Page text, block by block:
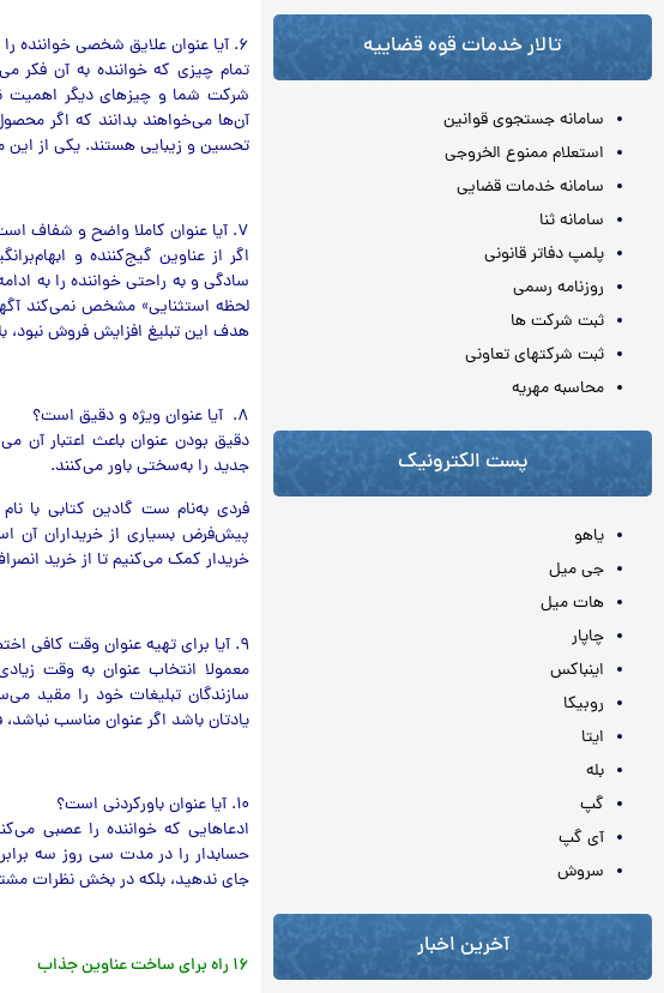
تالار خدمات قوه قضاییه
سامانه جستجوی قوانین
استعلام ممنوع الخروجی
سامانه خدمات قضایی
سامانه ثنا
پلمپ دفاتر قانونی
روزنامه رسمی
ثبت شرکت ها
ثبت شرکتهای تعاونی
محاسبه مهريه
پست الکترونیک
یاهو
جی میل
هات میل
چاپار
اینباکس
روبیکا
ایتا
بله
گپ
آی گپ
سروش
آخرین اخبار
۶. آیا عنوان علایق شخصی خواننده را تحریک مي‌کند؟
تمام چیزی که خواننده به آن فکر
شرکت شما و چیزهای دیگر اهمیت
آن‌ها مي‌خواهند بدانند که اگر
تحسین و زیبایی هستند. یکی از این
۷. آیا عنوان کاملا واضح و شفاف است؟
اگر از عناوین گیج‌کننده و
‌سادگی و به ‌راحتی خواننده را به
لحظه استثنایی» مشخص نمي‌کند
هدف این تبلیغ افزایش فروش نبود،
۸. آیا عنوان ویژه و دقیق است؟
دقیق بودن عنوان باعث اعتبار آن
جدید را به‌سختی باور مي‌کنند.
فردی به‌نام ست گادین کتابی با
پیش‌فرض بسیاری از خریداران آن
خریدار کمک می‌کنیم تا از خرید
۹. آیا برای تهیه عنوان وقت کافی اختصاص داده‌اید؟
معمولا انتخاب عنوان به وقت
یادتان باشد اگر عنوان مناسب
۱۰. آیا عنوان باورکردنی است؟
ادعاهایی که خواننده را عصبی
حسابدار را در مدت سی روز سه برابر
جای ندهید، بلکه در بخش نظرات
۱۶ راه برای ساخت عناوین جذاب